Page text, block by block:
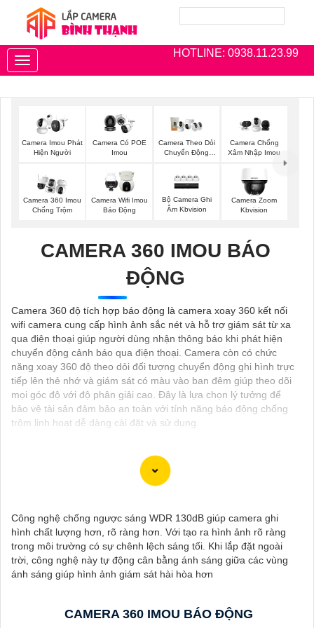
HOTLINE: 0938.11.23.99
Toggle
navigation
Camera Imou Phát
Hiện Người
Camera Có POE
Imou
Camera Theo Dỏi
Chuyển Động
Camera Chống
Xâm Nhập Imou
Camera 360 Imou
Chống Trộm
Camera Wifi Imou
Báo Động
Bộ Camera Ghi
Âm Kbvision
Camera Zoom
Kbvision
CAMERA 360 IMOU BÁO
ĐỘNG
Camera 360 độ tích hợp báo động là camera xoay 360 kết nối
wifi camera cung cấp hình ảnh sắc nét và hỗ trợ giám sát từ xa
qua điện thoại giúp người dùng nhận thông báo khi phát hiện
chuyển động cảnh báo qua điện thoại. Camera còn có chức
năng xoay 360 độ theo dỏi đối tượng chuyển động ghi hình trực
tiếp lên thẻ nhớ và giám sát có màu vào ban đêm giúp theo dõi
mọi góc độ với độ phân giải cao. Đây là lựa chọn lý tưởng để
bảo vệ tài sản đảm bảo an toàn với tính năng báo động chống
trộm linh hoạt dễ dàng cài đặt và sử dụng.
năng hiện đại như quan sát từ xa, báo động chuyển động, và
chất lượng hình ảnh tốt mà vẫn có mức giá hấp dẫn.
➲2:Dễ dàng lắp đặt: Camera Imou được thiết kế dễ dàng lắp
đặt, bạn có thể tự cài đặt và sử dụng mà không cần phải thuê
dịch vụ chuyên nghiệp.
trong những công ty hàng đầu trong lĩnh vực an ninh và giám
sát, vì vậy bạn có thể tin tưởng vào chất lượng của sản phẩm.
Công nghệ chống ngược sáng WDR 130dB giúp camera ghi
hình chất lượng hơn, rõ ràng hơn. Với tạo ra hình ảnh rõ ràng
trong môi trường có sự chênh lệch sáng tối. Khi lắp đặt ngoài
trời, công nghệ này tự động cân bằng ánh sáng giữa các vùng
ánh sáng giúp hình ảnh giám sát hài hòa hơn
CAMERA 360 IMOU BÁO ĐỘNG